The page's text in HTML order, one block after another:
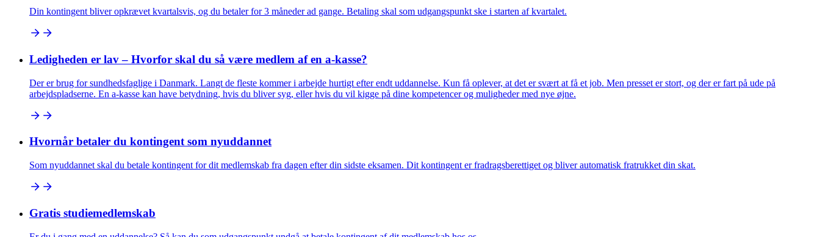
Din kontingent bliver opkrævet kvartalsvis, og du betaler for 3 måneder ad gange. Betaling skal som udgangspunkt ske i starten af kvartalet.
Ledigheden er lav – Hvorfor skal du så være medlem af en a-kasse?
Der er brug for sundhedsfaglige i Danmark. Langt de fleste kommer i arbejde hurtigt efter endt uddannelse. Kun få oplever, at det er svært at få et job. Men presset er stort, og der er fart på ude på
arbejdspladserne. En a-kasse kan have betydning, hvis du bliver syg, eller hvis du vil kigge på dine kompetencer og muligheder med nye øjne.
Hvornår betaler du kontingent som nyuddannet
Som nyuddannet skal du betale kontingent for dit medlemskab fra dagen efter din sidste eksamen. Dit kontingent er fradragsberettiget og bliver automatisk fratrukket din skat.
Gratis studiemedlemskab